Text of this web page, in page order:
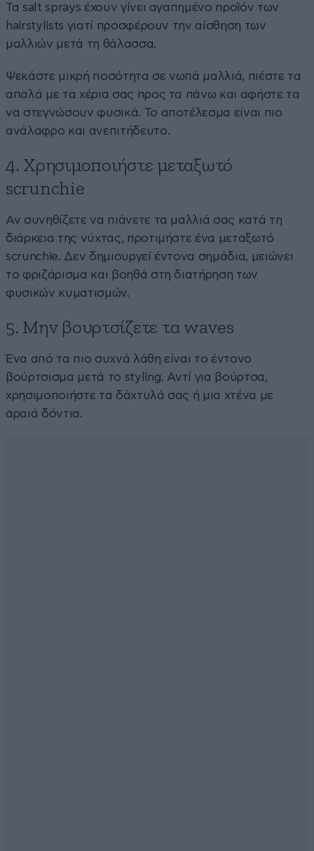
Τα salt sprays έχουν γίνει αγαπημένο προϊόν των
hairstylists γιατί προσφέρουν την αίσθηση των
μαλλιών μετά τη θάλασσα.
Ψεκάστε μικρή ποσότητα σε νωπά μαλλιά, πιέστε τα
απαλά με τα χέρια σας προς τα πάνω και αφήστε τα
να στεγνώσουν φυσικά. Το αποτέλεσμα είναι πιο
ανάλαφρο και ανεπιτήδευτο.
4. Χρησιμοποιήστε μεταξωτό
scrunchie
Αν συνηθίζετε να πιάνετε τα μαλλιά σας κατά τη
διάρκεια της νύχτας, προτιμήστε ένα μεταξωτό
scrunchie. Δεν δημιουργεί έντονα σημάδια, μειώνει
το φριζάρισμα και βοηθά στη διατήρηση των
φυσικών κυματισμών.
5. Μην βουρτσίζετε τα waves
Ένα από τα πιο συχνά λάθη είναι το έντονο
βούρτσισμα μετά το styling. Αντί για βούρτσα,
χρησιμοποιήστε τα δάχτυλά σας ή μια χτένα με
αραιά δόντια.